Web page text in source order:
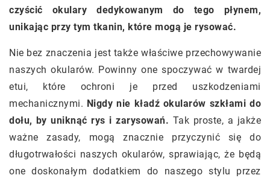
czyścić okulary dedykowanym do tego płynem,
unikając przy tym tkanin, które mogą je rysować.
Nie bez znaczenia jest także właściwe przechowywanie
naszych okularów. Powinny one spoczywać w twardej
etui, które ochroni je przed uszkodzeniami
mechanicznymi. Nigdy nie kładź okularów szkłami do
dołu, by uniknąć rys i zarysowań. Tak proste, a jakże
ważne zasady, mogą znacznie przyczynić się do
długotrwałości naszych okularów, sprawiając, że będą
one doskonałym dodatkiem do naszego stylu przez